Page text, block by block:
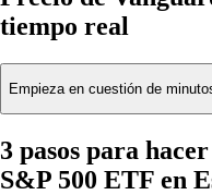
tiempo real
Empieza en cuestión de
3 pasos para
S&P 500 ETF en